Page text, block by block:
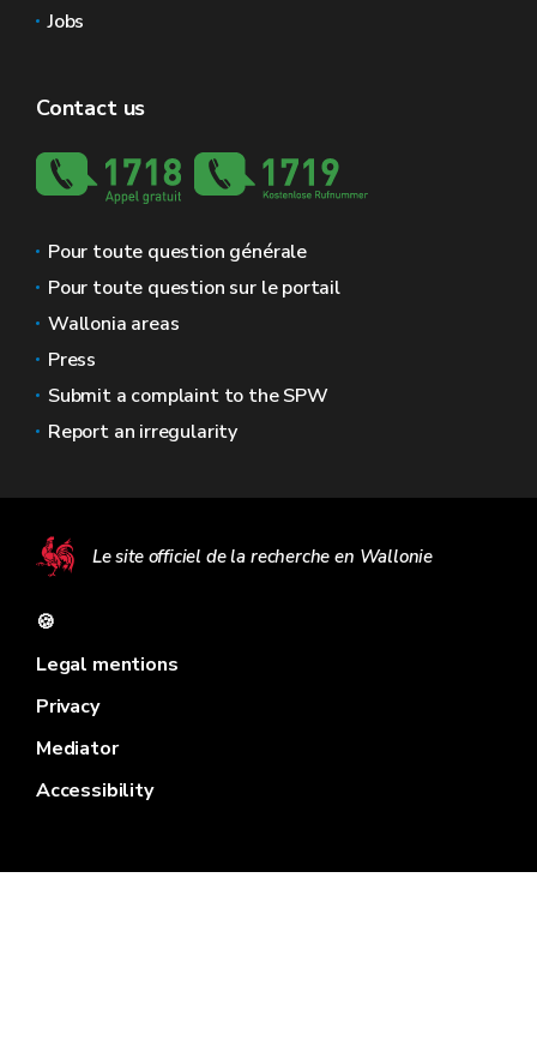
Jobs
Contact us
Pour toute question générale
Pour toute question sur le portail
Wallonia areas
Press
Submit a complaint to the SPW
Report an irregularity
Le site officiel de la recherche en Wallonie
🍪
Legal mentions
Privacy
Mediator
Accessibility